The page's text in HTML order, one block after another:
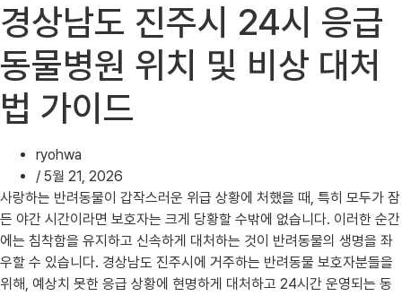
경상남도 진주시 24시 응급
동물병원 위치 및 비상 대처
법 가이드
ryohwa
/ 5월 21, 2026
사랑하는 반려동물이 갑작스러운 위급 상황에 처했을 때, 특히 모두가 잠
든 야간 시간이라면 보호자는 크게 당황할 수밖에 없습니다. 이러한 순간
에는 침착함을 유지하고 신속하게 대처하는 것이 반려동물의 생명을 좌
우할 수 있습니다. 경상남도 진주시에 거주하는 반려동물 보호자분들을
위해, 예상치 못한 응급 상황에 현명하게 대처하고 24시간 운영되는 동